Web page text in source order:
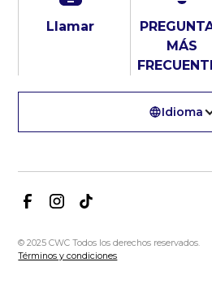
Llamar
MÁS
Idioma
© 2025 CWC Todos los derechos reservados.
Términos y condiciones